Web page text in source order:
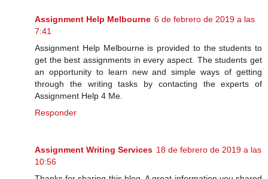
Assignment Help Melbourne 6 de febrero de 2019 a las
7:41
Assignment Help Melbourne is provided to the students to
get the best assignments in every aspect. The students get
an opportunity to learn new and simple ways of getting
through the writing tasks by contacting the experts of
Assignment Help 4 Me.
Responder
Assignment Writing Services 18 de febrero de 2019 a las
10:56